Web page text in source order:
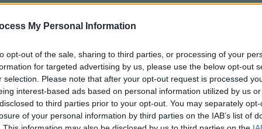
My Personal Information
opt-out of the sale, sharing to third parties, or processing of your
for targeted advertising by us, please use the below opt-out
selection. Please note that after your opt-out request is processed
interest-based ads based on personal information utilized by us
to third parties prior to your opt-out. You may separately
of your personal information by third parties on the IAB’s list of
- πλαισίου μεταξύ
πολυπόθητη συμφωνία που θα βάλει
οι πληροφορίες και επιβεβαίωσε ο
πρότασης περιλαμβάνει τοντερματισμό
του Λιβάνου, την
δολαρίωναπό τα δεσμευμένα ιρανικά